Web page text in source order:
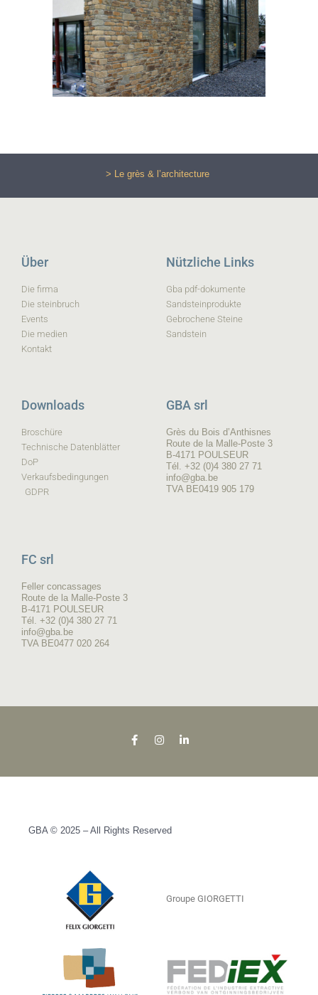
> Le grès & l’architecture
Über
Die firma
Die steinbruch
Events
Die medien
Kontakt
Nützliche Links
Gba pdf-dokumente
Sandsteinprodukte
Gebrochene Steine
Sandstein
Downloads
Broschüre
Technische Datenblätter
DoP
Verkaufsbedingungen
GDPR
GBA srl
Grès du Bois d’Anthisnes
Route de la Malle-Poste 3
B-4171 POULSEUR
Tél. +32 (0)4 380 27 71
info@gba.be
TVA BE0419 905 179
FC srl
Feller concassages
Route de la Malle-Poste 3
B-4171 POULSEUR
Tél. +32 (0)4 380 27 71
info@gba.be
TVA BE0477 020 264
GBA © 2025 – All Rights Reserved
Groupe GIORGETTI